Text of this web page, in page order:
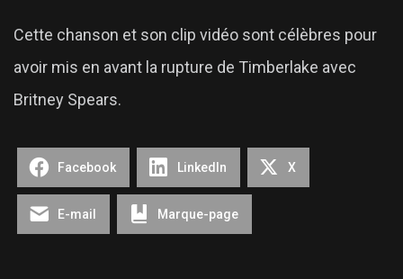
Cette chanson et son clip vidéo sont célèbres pour
avoir mis en avant la rupture de Timberlake avec
Britney Spears.
Facebook LinkedIn X
E-mail Marque-page